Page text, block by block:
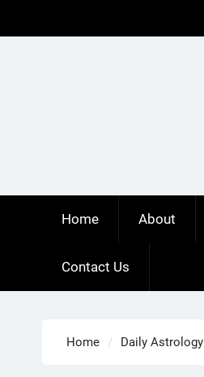
Home About
Contact Us
Home Daily Astrology